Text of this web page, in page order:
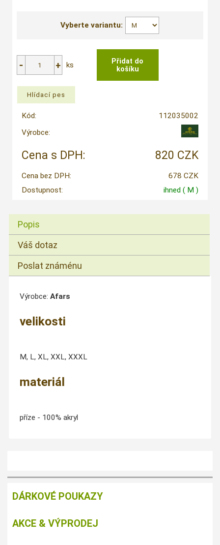
Vyberte variantu:
ks
Kód:
112035002
Výrobce:
Cena s DPH: 820 CZK
Cena bez DPH:
678 CZK
Dostupnost:
ihned ( M )
Popis
Váš dotaz
Poslat známénu
Výrobce: Afars
velikosti
M, L, XL, XXL, XXXL
materiál
příze - 100% akryl
DÁRKOVÉ POUKAZY
AKCE & VÝPRODEJ